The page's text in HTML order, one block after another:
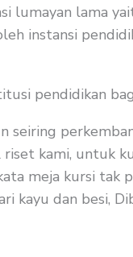
lumayan lama
instansi
pendidikan
kami, untuk
meja kursi tak
dan besi,